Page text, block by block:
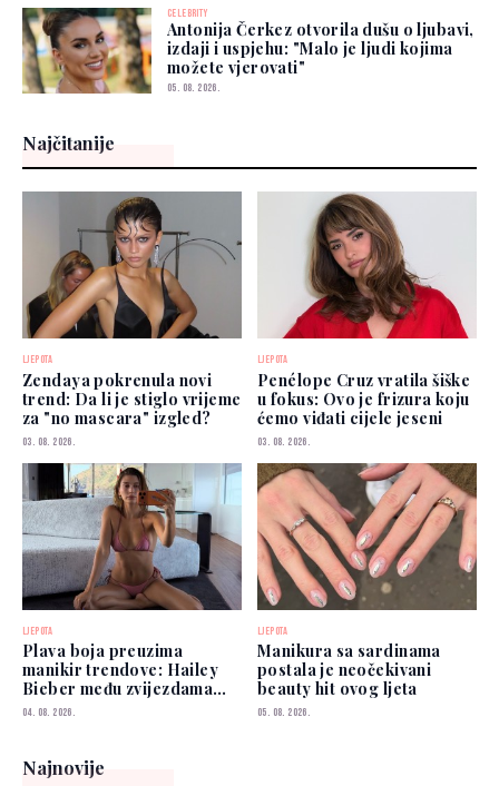
CELEBRITY
Antonija Čerkez otvorila dušu o ljubavi,
izdaji i uspjehu: "Malo je ljudi kojima
možete vjerovati"
05. 08. 2026.
Najčitanije
LJEPOTA
Zendaya pokrenula novi
trend: Da li je stiglo vrijeme
za "no mascara" izgled?
03. 08. 2026.
LJEPOTA
Penélope Cruz vratila šiške
u fokus: Ovo je frizura koju
ćemo viđati cijele jeseni
03. 08. 2026.
LJEPOTA
Plava boja preuzima
manikir trendove: Hailey
Bieber među zvijezdama
koje je već nose
04. 08. 2026.
LJEPOTA
Manikura sa sardinama
postala je neočekivani
beauty hit ovog ljeta
05. 08. 2026.
Najnovije